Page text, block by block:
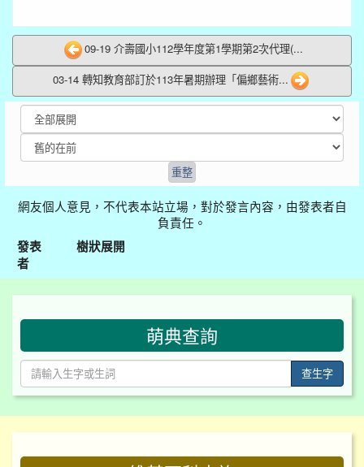
09-19 介壽國小112學年度第1學期第2次代理(...
03-14 轉知教育部訂於113年暑期辦理「偏鄉藝術...
網友個人意見，不代表本站立場，對於發言內容，由發表者自
負責任。
發表
者
樹狀展開
萌典查詢
查生字